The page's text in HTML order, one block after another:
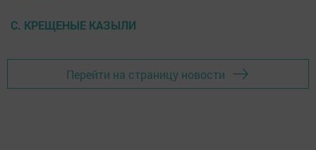
С. КРЕЩЕНЫЕ КАЗЫЛИ
Перейти на страницу новости